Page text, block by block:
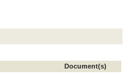
Document(s)